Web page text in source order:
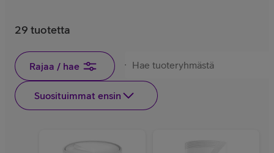
29 tuotetta
Rajaa / hae
Suosituimmat ensin